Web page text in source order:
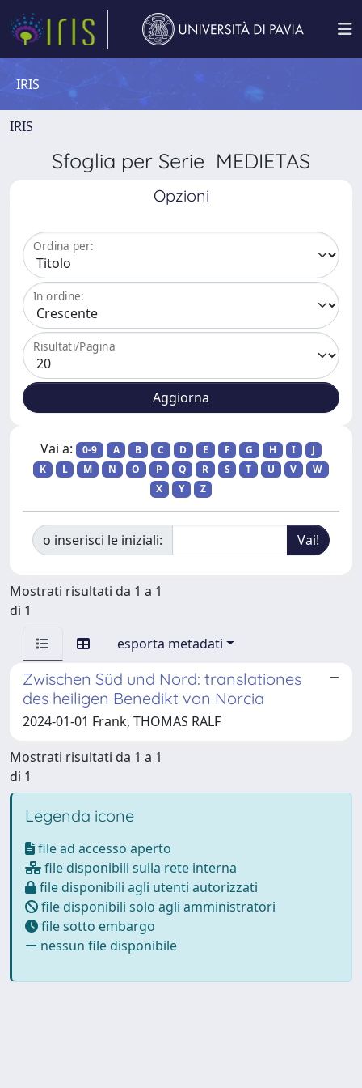
IRIS
IRIS
Sfoglia per Serie MEDIETAS
Opzioni
Ordina per:
In ordine:
Risultati/Pagina
Vai a: 0-9 A B C D E F G H I
J
K
L M N O P Q R S T U V
W
X
Y Z
o inserisci le iniziali:
Mostrati risultati da 1 a 1
di 1
esporta metadati
Zwischen Süd und Nord: translationes
des heiligen Benedikt von Norcia
2024-01-01 Frank, THOMAS RALF
Mostrati risultati da 1 a 1
di 1
Legenda icone
file ad accesso aperto
file disponibili sulla rete interna
file disponibili agli utenti autorizzati
file disponibili solo agli amministratori
file sotto embargo
nessun file disponibile